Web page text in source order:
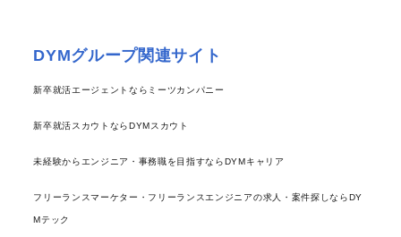
DYMグループ関連サイト
新卒就活エージェントならミーツカンパニー
新卒就活スカウトならDYMスカウト
未経験からエンジニア・事務職を目指すならDYMキャリア
フリーランスマーケター・フリーランスエンジニアの求人・案件探しならDY
Mテック